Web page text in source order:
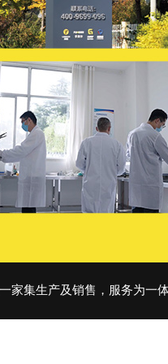
集生产及销售，服务为一体
古伊萨爆款系列